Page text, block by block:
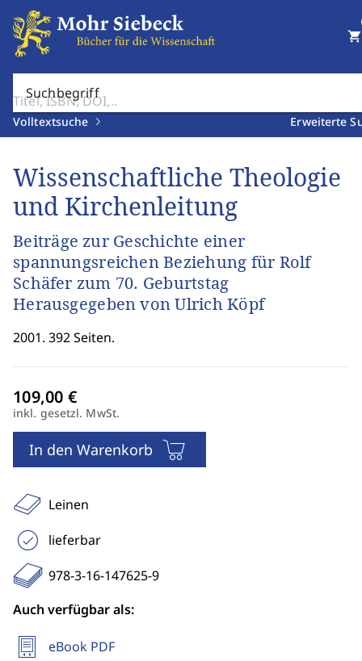
Suchbegriff
Volltextsuche Erweiterte
shopping_cart
Wissenschaftliche Theologie
und Kirchenleitung
Beiträge zur Geschichte einer
spannungsreichen Beziehung für Rolf
Schäfer zum 70. Geburtstag
Herausgegeben von Ulrich Köpf
2001. 392 Seiten.
inkl. gesetzl. MwSt.
In den Warenkorb
Leinen
lieferbar
978-3-16-147625-9
Auch verfügbar als:
eBook PDF